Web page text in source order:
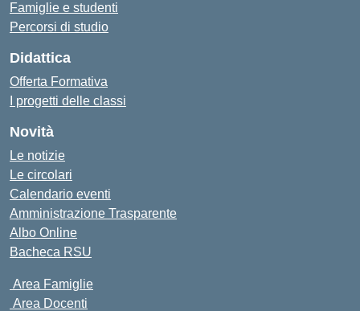
Famiglie e studenti
Percorsi di studio
Didattica
Offerta Formativa
I progetti delle classi
Novità
Le notizie
Le circolari
Calendario eventi
Amministrazione Trasparente
Albo Online
Bacheca RSU
Area Famiglie
Area Docenti